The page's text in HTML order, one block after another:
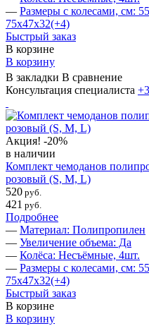
— Размеры с колесами, см:
75х47х32(+4)
Быстрый заказ
В корзине
В корзину
В закладки В сравнение
Консультация специалиста
Акция! -20%
в наличии
Комплект чемоданов
розовый (S, M, L)
520 руб.
421 руб.
Подробнее
— Материал: Полипропилен
— Увеличение объема: Да
— Колёса: Несъёмные, 4шт.
— Размеры с колесами, см:
75х47х32(+4)
Быстрый заказ
В корзине
В корзину